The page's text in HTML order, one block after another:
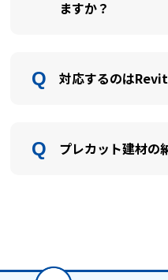
ますか？
対応するのは
プレカット建材の